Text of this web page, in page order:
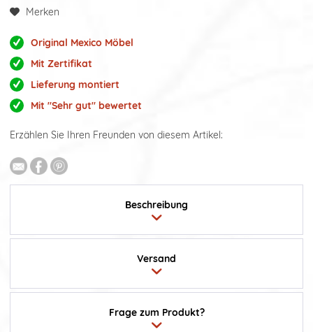
Merken
Original Mexico Möbel
Mit Zertifikat
Lieferung montiert
Mit "Sehr gut" bewertet
Erzählen Sie Ihren Freunden von diesem Artikel:
Beschreibung
Frage zum Produkt?
Versand